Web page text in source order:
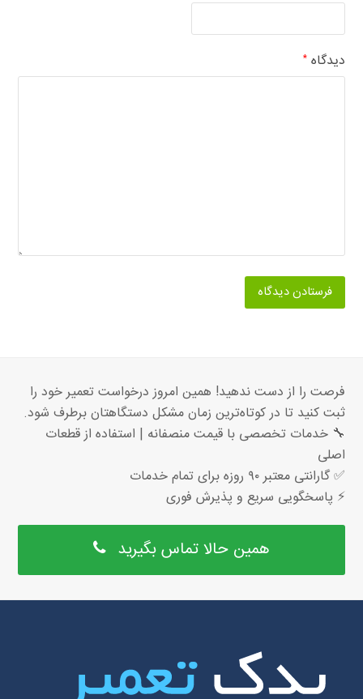
دیدگاه*
فرصت را از دست ندهید! همین امروز درخواست تعمیر خود را
ثبت کنید تا در کوتاه‌ترین زمان مشکل دستگاهتان برطرف شود.
🔧 خدمات تخصصی با قیمت منصفانه | استفاده از قطعات
اصلی
✅ گارانتی معتبر ۹۰ روزه برای تمام خدمات
⚡ پاسخگویی سریع و پذیرش فوری
همین حالا تماس بگیرید